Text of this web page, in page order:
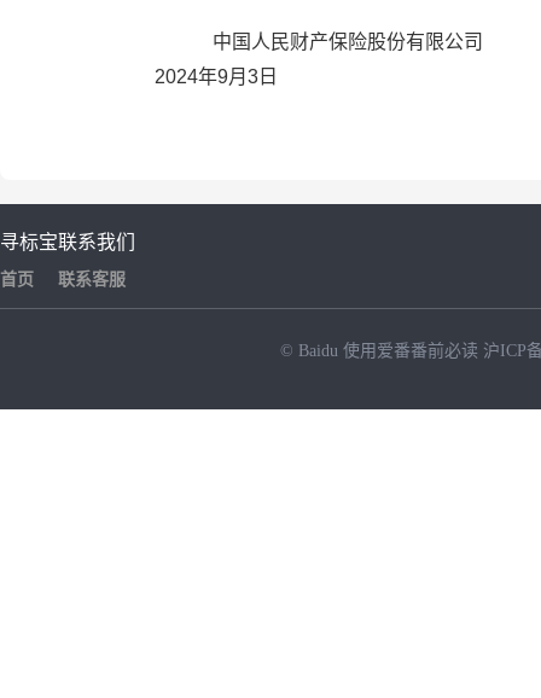
中国人民财产保险股份有限公司
2024年9月 3 日
寻标宝
首页
联系我们
联系客服
© Baidu 使用爱番番前必读 沪ICP